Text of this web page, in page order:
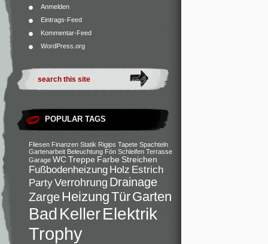
Anmelden
Eintrags-Feed
Kommentar-Feed
WordPress.org
POPULAR TAGS
Fliesen Finanzen Statik Rigips Tapete Spachteln
Gartenarbeit Beleuchtung Fön Schleifen Terrasse
Garage WC Treppe Farbe Streichen
Fußbodenheizung Holz Estrich
PartyVerrohrung Drainage
ZargeHeizungTürGarten
Bad KellerElektrik
Trophy